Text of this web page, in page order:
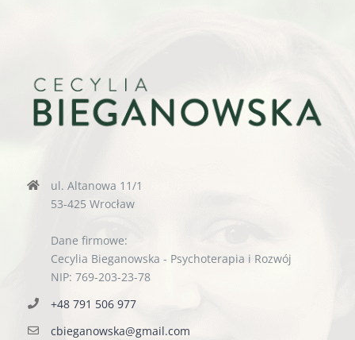
ul. Altanowa 11/1
53-425 Wrocław
Dane firmowe:
Cecylia Bieganowska - Psychoterapia i Rozwój
NIP: 769-203-23-78
+48 791 506 977
cbieganowska@gmail.com